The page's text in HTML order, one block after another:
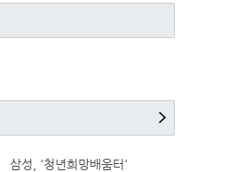
삼성, '청년희망배움터'